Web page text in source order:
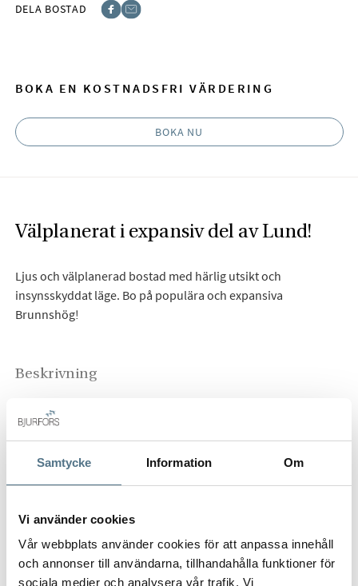
Samtycke Information Om
Vi använder cookies
Vår webbplats använder cookies för att anpassa innehåll
och annonser till användarna, tillhandahålla funktioner för
sociala medier och analysera vår trafik. Vi
DELA BOSTAD
BOKA EN KOSTNADSFRI VÄRDERING
BOKA NU
Välplanerat i expansiv del av Lund!
Ljus och välplanerad bostad med härlig utsikt och
insynsskyddat läge. Bo på populära och expansiva
Brunnshög!
Beskrivning
Stilren och rymlig 4:a med balkong!
kvm, belägen på tredje våningen med ett härligt ljusinsläpp.
Här får du en genomtänkt planlösning där öppenheten
atmosfär – perfekt för både vardag och fest!
Tre bra sovrum med möjlighet för förvaring, och bostaden